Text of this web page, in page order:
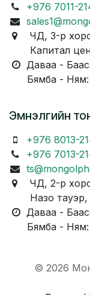
+976 7011-
ЧД, 3-р
Капитал
Даваа -
Бямба - Ням:
Эмнэлгийн
+976 8013-
+976 7013-
ЧД, 2-р
Назо тауэр,
Даваа -
Бямба - Ням:
© 2026